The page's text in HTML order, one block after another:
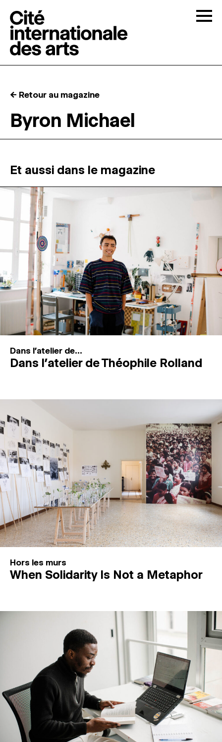
RÉSIDENCES ↓
ATELIERS OUVERTS
PROGRAMMATION
MAGAZINE
ESPACES DE PRATIQUE ARTISTIQUE ↓
Recherche
Connexion
← Retour au magazine
Byron Michael
Et aussi dans le magazine
Dans l'atelier de...
Dans l’atelier de Théophile Rolland
Hors les murs
When Solidarity Is Not a Metaphor